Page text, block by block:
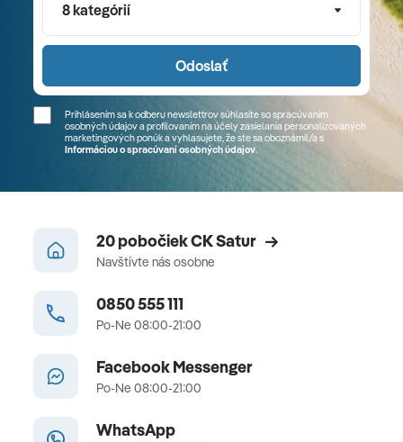
8 kategórií
Odoslať
Prihlásením sa k odberu newslettrov súhlasíte so spracúvaním
osobných údajov a profilovaním na účely zasielania personalizovaných
marketingových ponúk a vyhlasujete, že ste sa oboznámil/a s
Informáciou o spracúvaní osobných údajov.
20 pobočiek CK Satur
Navštívte nás osobne
0850 555 111
Po-Ne 08:00-21:00
Facebook Messenger
Po-Ne 08:00-21:00
WhatsApp